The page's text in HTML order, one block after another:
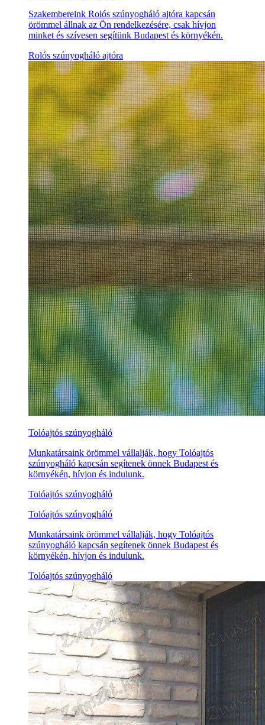
Szakembereink Rolós szúnyogháló ajtóra kapcsán
örömmel állnak az Ön rendelkezésére, csak hívjon
minket és szívesen segítünk Budapest és környékén.
Rolós szúnyogháló ajtóra
Tolóajtós szúnyogháló
Munkatársaink örömmel vállalják, hogy Tolóajtós
szúnyogháló kapcsán segítenek önnek Budapest és
környékén, hívjon és indulunk.
Tolóajtós szúnyogháló
Tolóajtós szúnyogháló
Munkatársaink örömmel vállalják, hogy Tolóajtós
szúnyogháló kapcsán segítenek önnek Budapest és
környékén, hívjon és indulunk.
Tolóajtós szúnyogháló